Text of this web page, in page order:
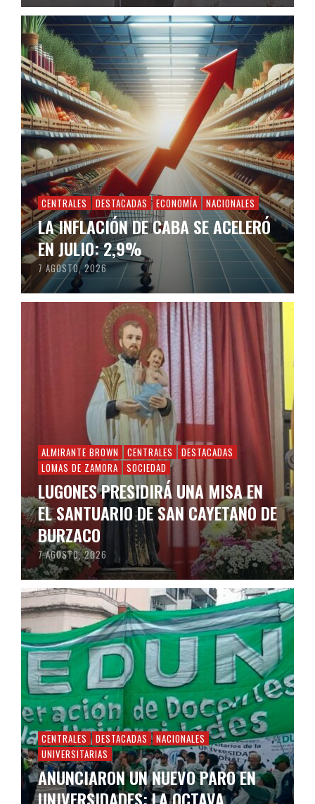
CENTRALES DESTACADAS ECONOMÍA NACIONALES
LA INFLACIÓN DE CABA SE ACELERÓ
EN JULIO: 2,9%
7 AGOSTO, 2026
ALMIRANTE BROWN CENTRALES
DESTACADAS
LOMAS DE ZAMORA
SOCIEDAD
LUGONES PRESIDIRÁ UNA MISA EN
EL SANTUARIO DE SAN CAYETANO DE
BURZACO
7 AGOSTO, 2026
CENTRALES DESTACADAS
NACIONALES
UNIVERSITARIAS
ANUNCIARON UN NUEVO PARO EN
UNIVERSIDADES: LA OCTAVA